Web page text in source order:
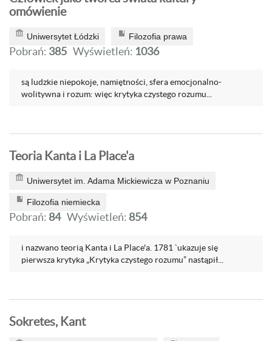
omówienie
Uniwersytet Łódzki Filozofia prawa
Pobrań: 385 Wyświetleń: 1036
są ludzkie niepokoje, namiętności, sfera emocjonalno-
wolitywna i rozum: więc krytyka czystego rozumu...
Teoria Kanta i La Place'a
Uniwersytet im. Adama Mickiewicza w Poznaniu
Filozofia niemiecka
Pobrań: 84 Wyświetleń: 854
i nazwano teorią Kanta i La Place'a. 1781 `ukazuje się
pierwsza krytyka „Krytyka czystego rozumu” nastąpił...
Sokretes, Kant